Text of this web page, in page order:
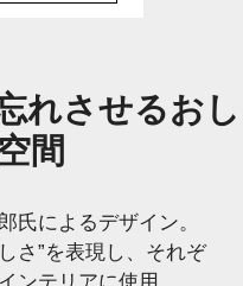
れさせるおし
間
氏によるデザイン。
さ”を表現し、それぞ
ンテリアに使用。